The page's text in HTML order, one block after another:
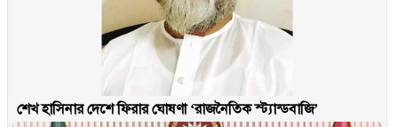
শেখ হাসিনার দেশে ফিরার ঘোষণা ‘রাজনৈতিক স্ট্যান্ডবাজি’